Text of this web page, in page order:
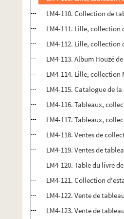
LM4-110. Collection de
LM4-111. Lille, collection
LM4-112. Lille, collection
LM4-113. Album Houzé
LM4-114. Lille, collection
LM4-115. Catalogue de
LM4-116. Tableaux,
LM4-117. Tableaux,
LM4-118. Ventes de
LM4-119. Ventes de
LM4-120. Table du livre
LM4-121. Collection
LM4-122. Vente de
LM4-123. Vente de